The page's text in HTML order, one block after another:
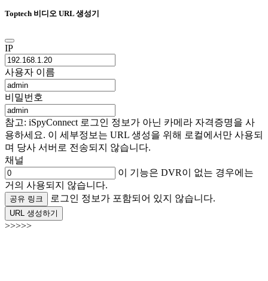
Toptech 비디오 URL 생성기
IP
사용자 이름
비밀번호
참고: iSpyConnect 로그인 정보가 아닌 카메라 자격증명을 사
용하세요. 이 세부정보는 URL 생성을 위해 로컬에서만 사용되
며 당사 서버로 전송되지 않습니다.
채널
이 기능은 DVR이 없는 경우에는
거의 사용되지 않습니다.
공유 링크 로그인 정보가 포함되어 있지 않습니다.
URL 생성하기
>>>>>